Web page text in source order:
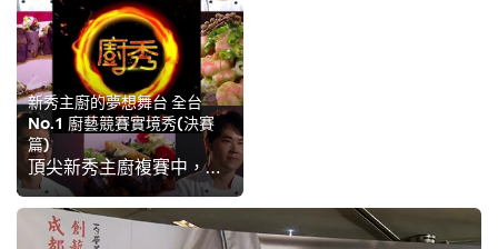
新秀主廚的夢想舞台 全台
No.1 廚藝競賽實境秀(決賽
篇)
頂尖新秀主廚複賽中，八位選手除了全力迎戰也在其中分享了個人當廚師的心得與歷程，各種辛苦與期待參賽獲獎的感受不在話下，經過一番龍爭虎鬥四強脫穎而出，然而等在他們面前的是更嚴峻的考驗，除了必須神還原大廚經典菜色，還得熟練多道命運料理……